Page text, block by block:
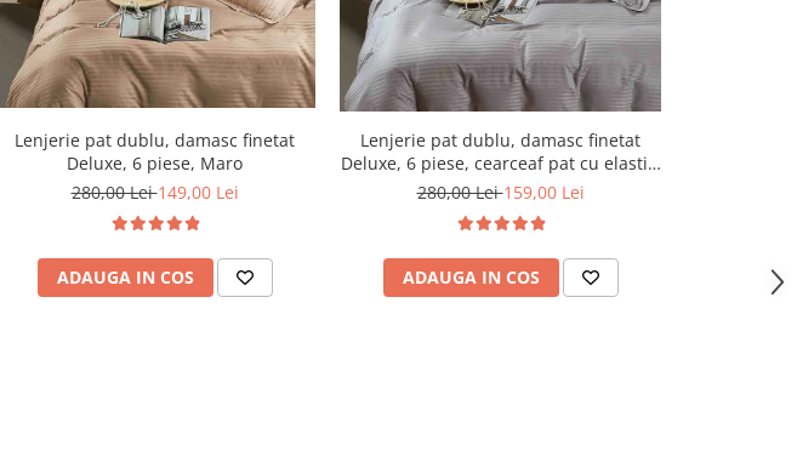
Lenjerie pat dublu, damasc finetat
Deluxe, 6 piese, Maro
280,00 Lei149,00 Lei
ADAUGA IN COS
Lenjerie pat dublu, damasc finetat
Deluxe, 6 piese, cearceaf pat cu elastic,
Gri Deschis
280,00 Lei159,00 Lei
ADAUGA IN COS